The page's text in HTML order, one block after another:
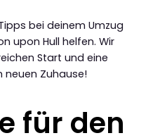
bei deinem Umzug
upon Hull helfen. Wir
Start und eine
neuen Zuhause!
für den